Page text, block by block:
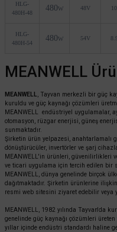
HLG-
480H-48
480W 48V
HLG-
480H-54
480W 54V
MEANWELL
MEANWELL
, Tayvan merkezli bir güç
kuruldu ve güç kaynağı çözümleri
MEANWELL endüstriyel uygulamalar,
otomasyon, rüzgar enerjisi, güneş
sunmaktadır.
Şirketin ürün yelpazesi, anahtarlamalı
dönüştürücüler, invertörler ve şarj
MEANWELL'in ürünleri, güvenilirlikleri
ve ticari uygulama için tercih edilen bir
MEANWELL, dünya genelinde birçok
dağıtmaktadır. Şirketin ürünlerine
resmi web sitesini ziyaret edebilir veya
MEANWELL, 1982 yılında Tayvan'da
genelinde güç kaynağı çözümleri üreten
yıllar içinde endüstri standardı haline